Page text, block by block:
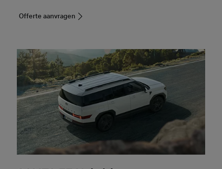
Offerte aanvragen